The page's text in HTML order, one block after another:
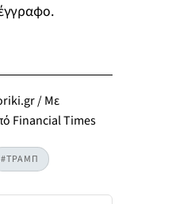
/ Με
Financial Times
#ΤΡΑΜΠ